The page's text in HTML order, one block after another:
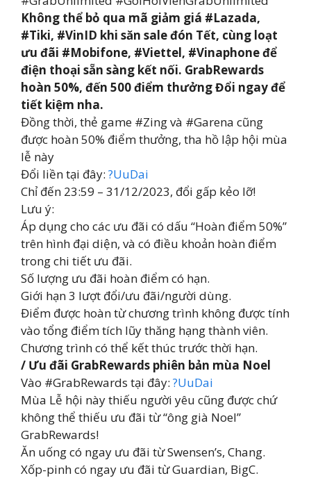
Không thể bỏ qua mã giảm giá #Lazada,
#Tiki, #VinID khi săn sale đón Tết, cùng loạt
ưu đãi #Mobifone, #Viettel, #Vinaphone để
điện thoại sẵn sàng kết nối. GrabRewards
hoàn 50%, đến 500 điểm thưởng Đổi ngay để
tiết kiệm nha.
Đồng thời, thẻ game #Zing và #Garena cũng
được hoàn 50% điểm thưởng, tha hồ lập hội mùa
lễ này
Đổi liền tại đây: ?UuDai
Chỉ đến 23:59 – 31/12/2023, đổi gấp kẻo lỡ!
Lưu ý:
Áp dụng cho các ưu đãi có dấu “Hoàn điểm 50%”
trên hình đại diện, và có điều khoản hoàn điểm
trong chi tiết ưu đãi.
Số lượng ưu đãi hoàn điểm có hạn.
Giới hạn 3 lượt đổi/ưu đãi/người dùng.
Điểm được hoàn từ chương trình không được tính
vào tổng điểm tích lũy thăng hạng thành viên.
Chương trình có thể kết thúc trước thời hạn.
/ Ưu đãi GrabRewards phiên bản mùa Noel
Vào #GrabRewards tại đây: ?UuDai
Mùa Lễ hội này thiếu người yêu cũng được chứ
không thể thiếu ưu đãi từ “ông già Noel”
GrabRewards!
Ăn uống có ngay ưu đãi từ Swensen’s, Chang.
Xốp-pinh có ngay ưu đãi từ Guardian, BigC.